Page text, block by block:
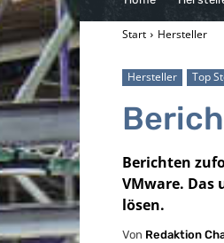
Start Hersteller
Hersteller Top
Berichten
VMware. Das
lösen.
Von Redaktion